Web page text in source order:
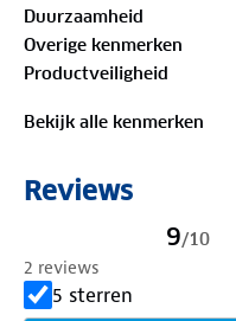
Duurzaamheid
Overige kenmerken
Productveiligheid
Bekijk alle kenmerken
Reviews
9/10
2 reviews
5 sterren